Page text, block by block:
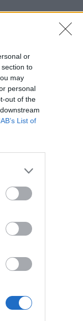
or
to
may
personal
out of the
List of